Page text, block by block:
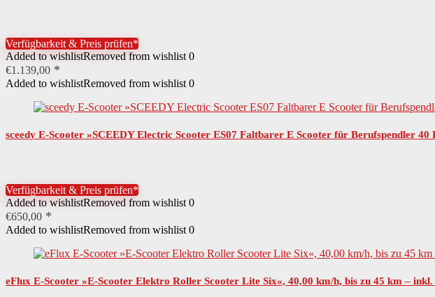
Verfügbarkeit & Preis prüfen*
Added to wishlistRemoved from wishlist 0
€1.139,00
Added to wishlistRemoved from wishlist 0
sceedy E-Scooter »SCEEDY Electric Scooter ES07 Faltbarer E Scooter für Berufspendler
Verfügbarkeit & Preis prüfen*
Added to wishlistRemoved from wishlist 0
€650,00
Added to wishlistRemoved from wishlist 0
eFlux E-Scooter »E-Scooter Elektro Roller Scooter Lite Six«, 40,00 km/h, bis zu 45 km –